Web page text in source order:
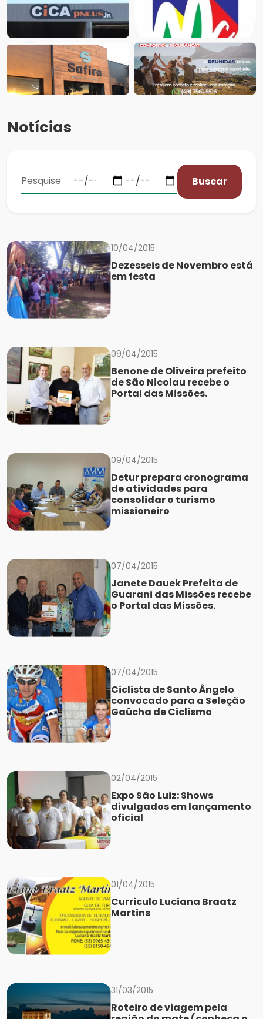
Notícias
Buscar
10/04/2015
Dezesseis de Novembro está
em festa
09/04/2015
Benone de Oliveira prefeito
de São Nicolau recebe o
Portal das Missões.
09/04/2015
Detur prepara cronograma
de atividades para
consolidar o turismo
missioneiro
07/04/2015
Janete Dauek Prefeita de
Guarani das Missões recebe
o Portal das Missões.
07/04/2015
Ciclista de Santo Ângelo
convocado para a Seleção
Gaúcha de Ciclismo
02/04/2015
Expo São Luiz: Shows
divulgados em lançamento
oficial
01/04/2015
Curriculo Luciana Braatz
Martins
31/03/2015
Roteiro de viagem pela